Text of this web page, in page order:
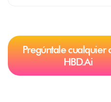
Pregúntale cualquier
HBD.Ai